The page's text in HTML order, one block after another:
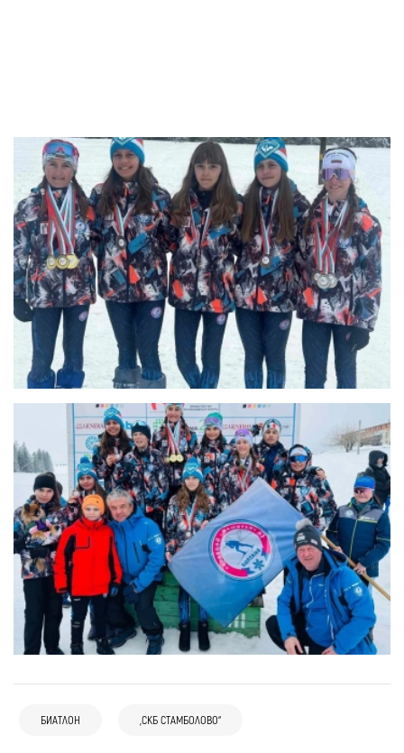
БИАТЛОН „СКБ СТАМБОЛОВО“